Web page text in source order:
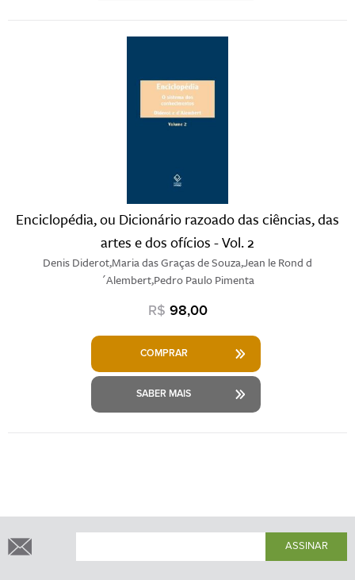
Enciclopédia, ou Dicionário razoado das ciências, das
artes e dos ofícios - Vol. 2
Denis Diderot,Maria das Graças de Souza,Jean le Rond d
´Alembert,Pedro Paulo Pimenta
R$ 98,00
COMPRAR
SABER MAIS
ASSINAR